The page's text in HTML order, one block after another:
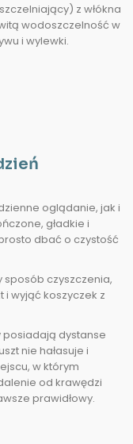
z włókna
wodoszczelność w
i wylewki.
oglądanie, jak i
gładkie i
dbać o czystość
sposób czyszczenia,
wyjąć koszyczek z
dystanse
nie hałasuje i
w którym
od krawędzi
prawidłowy.